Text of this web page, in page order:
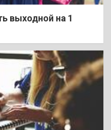
выходной на 1